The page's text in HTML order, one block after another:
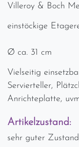
Villeroy & Boch
einstöckige
Ø ca. 31 cm
Vielseitig
Servierteller,
Anrichteplatte,
Artikelzustand:
sehr guter